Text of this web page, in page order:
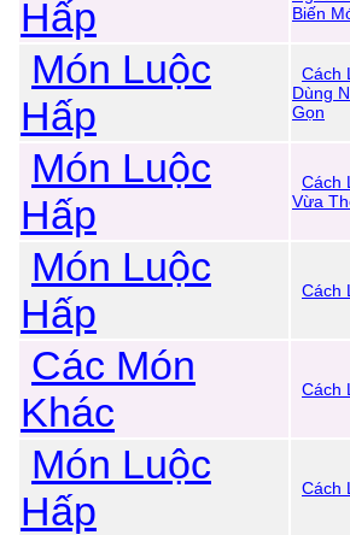
Hấp
Biến
Món Luộc
Hấp
Cách
Dùng
Gọn
Món Luộc
Hấp
Cách
Vừa
Món Luộc
Hấp
Cách
Các Món
Khác
Cách
Món Luộc
Hấp
Cách